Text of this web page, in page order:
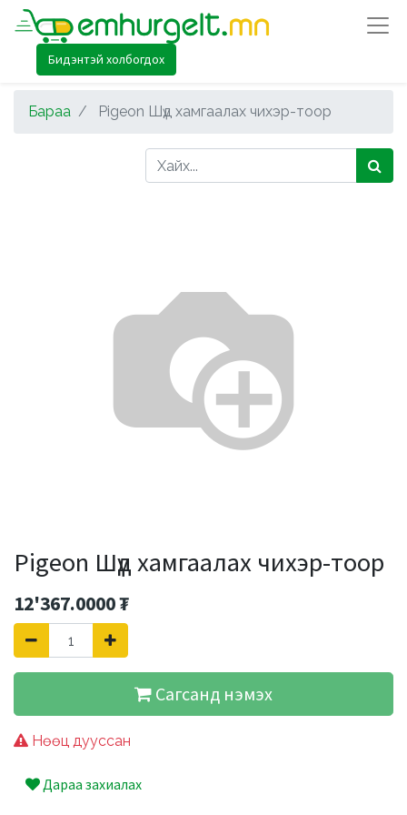
Бидэнтэй холбогдох
Бараа Pigeon Шүд хамгаалах чихэр-тоор
Pigeon Шүд хамгаалах чихэр-тоор
12'367.0000₮
Сагсанд нэмэх
Нөөц дууссан
Дараа захиалах